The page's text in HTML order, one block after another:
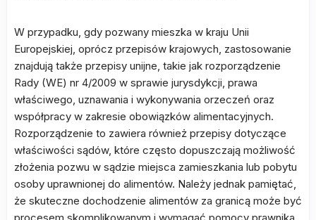
W przypadku, gdy pozwany mieszka w kraju Unii
Europejskiej, oprócz przepisów krajowych, zastosowanie
znajdują także przepisy unijne, takie jak rozporządzenie
Rady (WE) nr 4/2009 w sprawie jurysdykcji, prawa
właściwego, uznawania i wykonywania orzeczeń oraz
współpracy w zakresie obowiązków alimentacyjnych.
Rozporządzenie to zawiera również przepisy dotyczące
właściwości sądów, które często dopuszczają możliwość
złożenia pozwu w sądzie miejsca zamieszkania lub pobytu
osoby uprawnionej do alimentów. Należy jednak pamiętać,
że skuteczne dochodzenie alimentów za granicą może być